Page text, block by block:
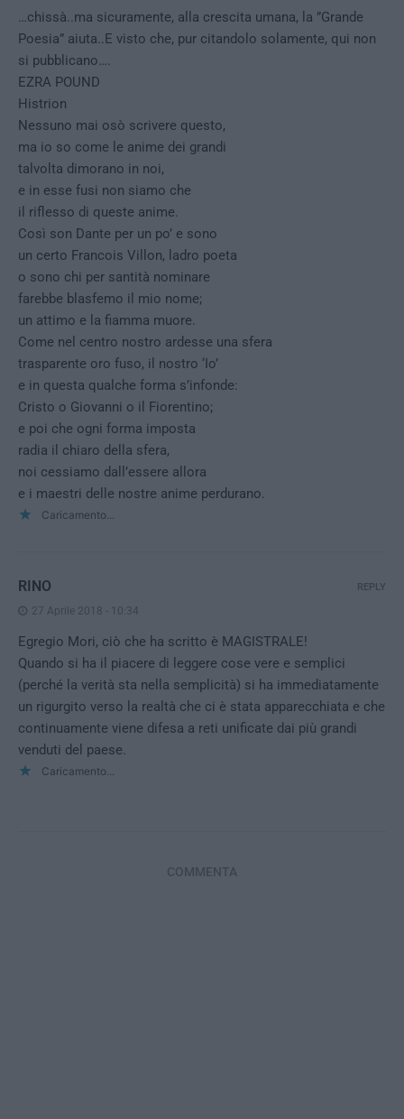
…chissà..ma sicuramente, alla crescita umana, la ”Grande
Poesia” aiuta..E visto che, pur citandolo solamente, qui non
si pubblicano….
EZRA POUND
Histrion
Nessuno mai osò scrivere questo,
ma io so come le anime dei grandi
talvolta dimorano in noi,
e in esse fusi non siamo che
il riflesso di queste anime.
Così son Dante per un po’ e sono
un certo Francois Villon, ladro poeta
o sono chi per santità nominare
farebbe blasfemo il mio nome;
un attimo e la fiamma muore.
Come nel centro nostro ardesse una sfera
trasparente oro fuso, il nostro ‘Io’
e in questa qualche forma s’infonde:
Cristo o Giovanni o il Fiorentino;
e poi che ogni forma imposta
radia il chiaro della sfera,
noi cessiamo dall’essere allora
e i maestri delle nostre anime perdurano.
Caricamento...
RINO
27 Aprile 2018 - 10:34
Egregio Mori, ciò che ha scritto è MAGISTRALE!
Quando si ha il piacere di leggere cose vere e semplici
(perché la verità sta nella semplicità) si ha immediatamente
un rigurgito verso la realtà che ci è stata apparecchiata e che
continuamente viene difesa a reti unificate dai più grandi
venduti del paese.
Caricamento...
REPLY
COMMENTA